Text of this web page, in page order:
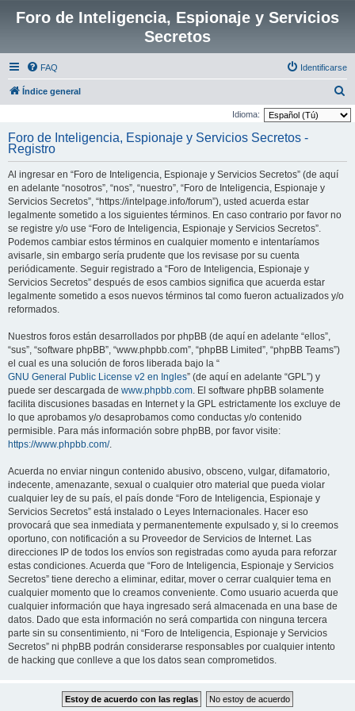
Foro de Inteligencia, Espionaje y Servicios
Secretos
FAQ Identificarse
Índice general
u
Idioma:
Foro de Inteligencia, Espionaje y Servicios Secretos -
Registro
Al ingresar en “Foro de Inteligencia, Espionaje y Servicios Secretos” (de aquí
en adelante “nosotros”, “nos”, “nuestro”, “Foro de Inteligencia, Espionaje y
Servicios Secretos”, “https://intelpage.info/forum”), usted acuerda estar
legalmente sometido a los siguientes términos. En caso contrario por favor no
se registre y/o use “Foro de Inteligencia, Espionaje y Servicios Secretos”.
Podemos cambiar estos términos en cualquier momento e intentaríamos
avisarle, sin embargo sería prudente que los revisase por su cuenta
periódicamente. Seguir registrado a “Foro de Inteligencia, Espionaje y
Servicios Secretos” después de esos cambios significa que acuerda estar
legalmente sometido a esos nuevos términos tal como fueron actualizados y/o
reformados.
Nuestros foros están desarrollados por phpBB (de aquí en adelante “ellos”,
“sus”, “software phpBB”, “www.phpbb.com”, “phpBB Limited”, “phpBB Teams”)
el cual es una solución de foros liberada bajo la “
GNU General Public License v2 en Ingles” (de aquí en adelante “GPL”) y
puede ser descargada de www.phpbb.com. El software phpBB solamente
facilita discusiones basadas en Internet y la GPL estrictamente los excluye de
lo que aprobamos y/o desaprobamos como conductas y/o contenido
permisible. Para más información sobre phpBB, por favor visite:
https://www.phpbb.com/.
Acuerda no enviar ningun contenido abusivo, obsceno, vulgar, difamatorio,
indecente, amenazante, sexual o cualquier otro material que pueda violar
cualquier ley de su país, el país donde “Foro de Inteligencia, Espionaje y
Servicios Secretos” está instalado o Leyes Internacionales. Hacer eso
provocará que sea inmediata y permanentemente expulsado y, si lo creemos
oportuno, con notificación a su Proveedor de Servicios de Internet. Las
direcciones IP de todos los envíos son registradas como ayuda para reforzar
estas condiciones. Acuerda que “Foro de Inteligencia, Espionaje y Servicios
Secretos” tiene derecho a eliminar, editar, mover o cerrar cualquier tema en
cualquier momento que lo creamos conveniente. Como usuario acuerda que
cualquier información que haya ingresado será almacenada en una base de
datos. Dado que esta información no será compartida con ninguna tercera
parte sin su consentimiento, ni “Foro de Inteligencia, Espionaje y Servicios
Secretos” ni phpBB podrán considerarse responsables por cualquier intento
de hacking que conlleve a que los datos sean comprometidos.